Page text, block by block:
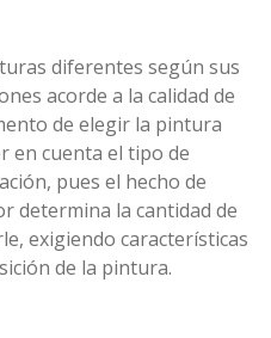
diferentes según sus
acorde a la calidad de
de elegir la pintura
en cuenta el tipo de
pues el hecho de
determina la cantidad de
exigiendo características
de la pintura.